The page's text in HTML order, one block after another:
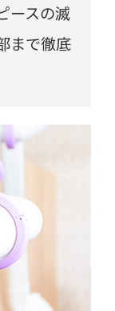
ースの滅
まで徹底